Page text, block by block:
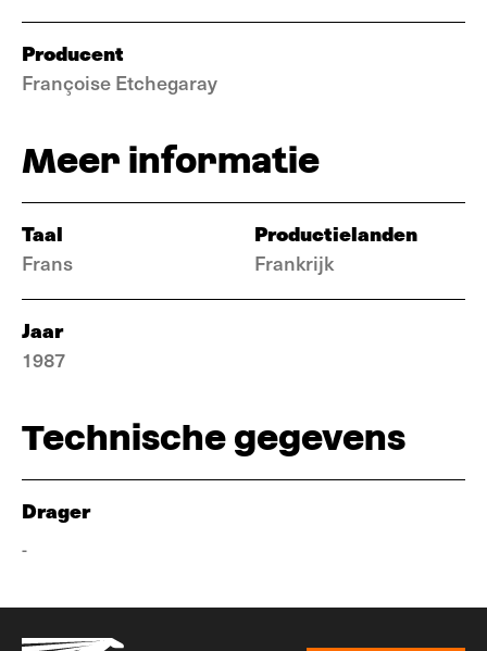
Producent
Françoise Etchegaray
Meer informatie
Taal
Frans
Productielanden
Frankrijk
Jaar
1987
Technische gegevens
Drager
-